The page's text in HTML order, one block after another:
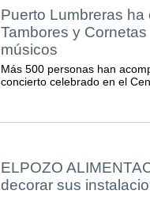
Puerto Lumbreras
Tambores y
músicos
Más 500 personas han
concierto celebrado en el
ELPOZO
decorar sus